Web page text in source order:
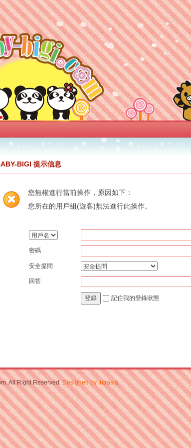
BIGI 提示信息
您無權進行當前操作，原因如下：
您所在的用戶組(遊客)無法進行此操作。
密碼
安全提問
回答
登錄 記住我的登錄狀態
All Right Reserved.Designed by Intrasia.